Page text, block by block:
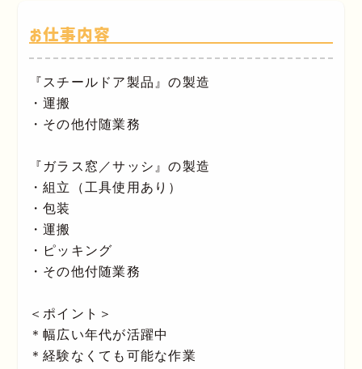
お仕事内容
『スチールドア製品』の製造
・運搬
・その他付随業務
『ガラス窓／サッシ』の製造
・組立（工具使用あり）
・包装
・運搬
・ピッキング
・その他付随業務
＜ポイント＞
＊幅広い年代が活躍中
＊経験なくても可能な作業